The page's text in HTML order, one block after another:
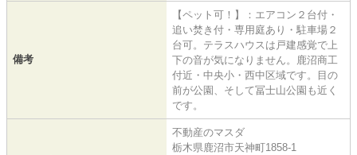
備考
【ペット可！】：エアコン２台付・
追い焚き付・専用庭あり・駐車場２
台可。テラスハウスは戸建感覚で上
下の音が気になりません。鹿沼商工
付近・中央小・西中区域です。目の
前が公園、そして冨士山公園も近く
です。
不動産のマスダ
栃木県鹿沼市天神町1858-1